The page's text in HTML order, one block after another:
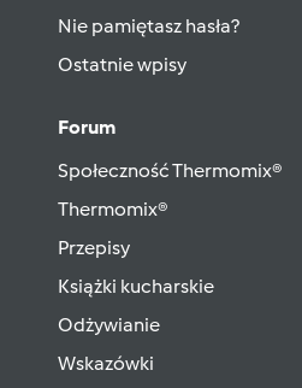
Nie pamiętasz hasła?
Ostatnie wpisy
Forum
Społeczność Thermomix®
Thermomix®
Przepisy
Książki kucharskie
Odżywianie
Wskazówki